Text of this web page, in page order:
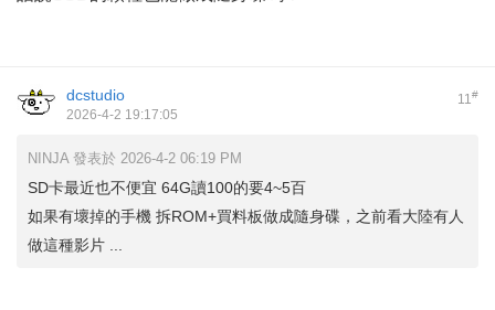
11#
dcstudio
2026-4-2 19:17:05
NINJA 發表於 2026-4-2 06:19 PM
SD卡最近也不便宜 64G讀100的要4~5百
如果有壞掉的手機 拆ROM+買料板做成隨身碟，之前看大陸有人
做這種影片 ...